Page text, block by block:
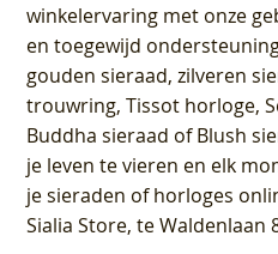
winkelervaring met onze
en toegewijd
gouden sieraad, zilveren
trouwring, Tissot horloge,
Buddha sieraad of Blush
je leven te vieren en elk
je sieraden of horloges
Sialia Store, te Waldenlaan